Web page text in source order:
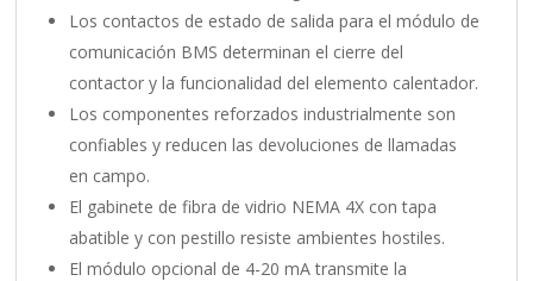
Los contactos de estado de salida para el módulo de
comunicación BMS determinan el cierre del
contactor y la funcionalidad del elemento calentador.
Los componentes reforzados industrialmente son
confiables y reducen las devoluciones de llamadas
en campo.
El gabinete de fibra de vidrio NEMA 4X con tapa
abatible y con pestillo resiste ambientes hostiles.
El módulo opcional de 4-20 mA transmite la